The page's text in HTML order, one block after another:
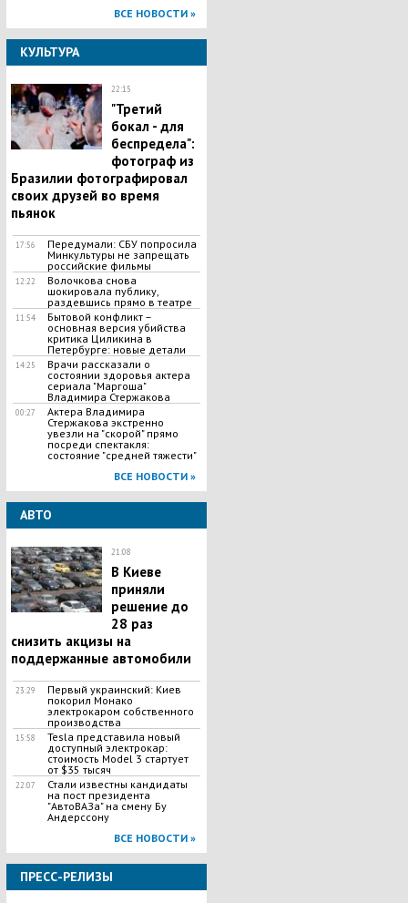
ВСЕ НОВОСТИ »
КУЛЬТУРА
22:15
"Третий
бокал - для
беспредела":
фотограф из
Бразилии фотографировал
своих друзей во время
пьянок
17:56
Передумали: СБУ попросила
Минкультуры не запрещать
российские фильмы
12:22
Волочкова снова
шокировала публику,
раздевшись прямо в театре
11:54
Бытовой конфликт –
основная версия убийства
критика Циликина в
Петербурге: новые детали
14:25
Врачи рассказали о
состоянии здоровья актера
сериала "Маргоша"
Владимира Стержакова
00:27
Актера Владимира
Стержакова экстренно
увезли на "скорой" прямо
посреди спектакля:
состояние "средней тяжести"
ВСЕ НОВОСТИ »
АВТО
21:08
В Киеве
приняли
решение до
28 раз
снизить акцизы на
поддержанные автомобили
23:29
Первый украинский: Киев
покорил Монако
электрокаром собственного
производства
15:58
Tesla представила новый
доступный электрокар:
стоимость Model 3 стартует
от $35 тысяч
22:07
Стали известны кандидаты
на пост президента
"АвтоВАЗа" на смену Бу
Андерссону
ВСЕ НОВОСТИ »
ПРЕСС-РЕЛИЗЫ